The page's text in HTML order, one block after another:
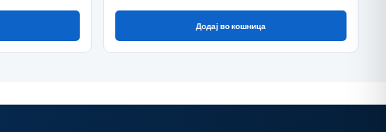
Додај во кошница